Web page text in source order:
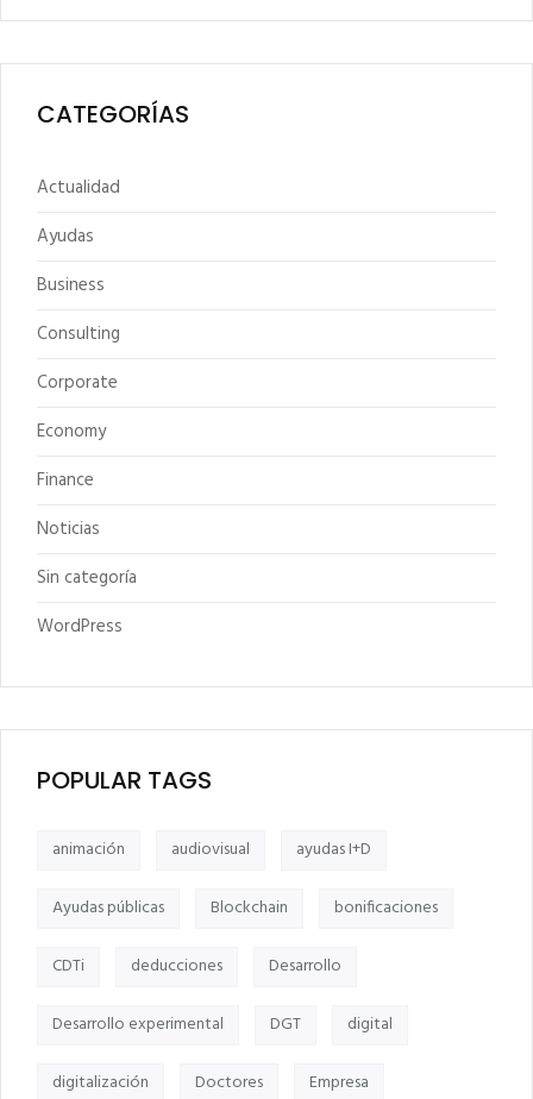
CATEGORÍAS
Actualidad
Ayudas
Business
Consulting
Corporate
Economy
Finance
Noticias
Sin categoría
WordPress
POPULAR TAGS
animación audiovisual ayudas I+D
Ayudas públicas Blockchain bonificaciones
CDTi deducciones Desarrollo
Desarrollo experimental DGT digital
digitalización Doctores Empresa